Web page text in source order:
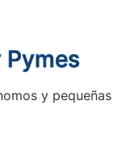
Pymes
y pequeñas